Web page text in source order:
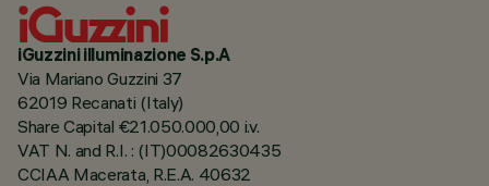
iGuzzini illuminazione S.p.A
Via Mariano Guzzini 37
62019 Recanati (Italy)
Share Capital €21.050.000,00 i.v.
VAT N. and R.I. : (IT)00082630435
CCIAA Macerata, R.E.A. 40632